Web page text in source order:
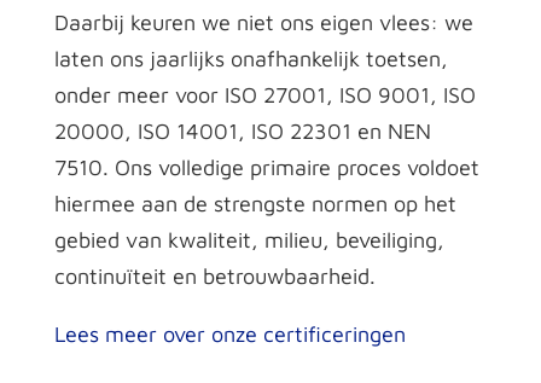
Daarbij keuren we niet ons eigen vlees: we
laten ons jaarlijks onafhankelijk toetsen,
onder meer voor ISO 27001, ISO 9001, ISO
20000, ISO 14001, ISO 22301 en NEN
7510. Ons volledige primaire proces voldoet
hiermee aan de strengste normen op het
gebied van kwaliteit, milieu, beveiliging,
continuïteit en betrouwbaarheid.
Lees meer over onze certificeringen